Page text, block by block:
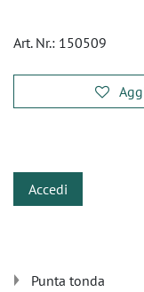
Art. Nr.: 150509
Accedi
Punta tonda